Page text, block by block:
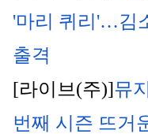
'마리 퀴리'…김
출격
[라이브(주)]뮤
번째 시즌 뜨거